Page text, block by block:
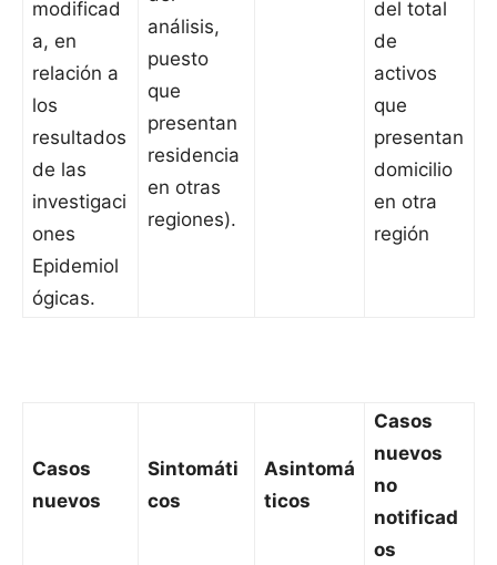
modificad
a, en
relación a
los
resultados
de las
investigaci
ones
Epidemiol
ógicas.
análisis,
puesto
que
presentan
residencia
en otras
regiones).
del total
de
activos
que
presentan
domicilio
en otra
región
Casos
nuevos
Sintomáti
cos
Asintomá
ticos
Casos
nuevos
no
notificad
os